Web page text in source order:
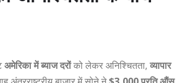
अमेरिका में ब्याज दरोंको लेकर अनिश्चितता, व्यापार